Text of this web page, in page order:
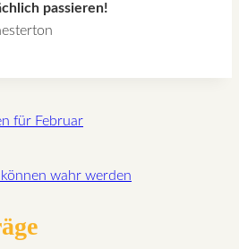
passieren!
für Februar
wahr werden